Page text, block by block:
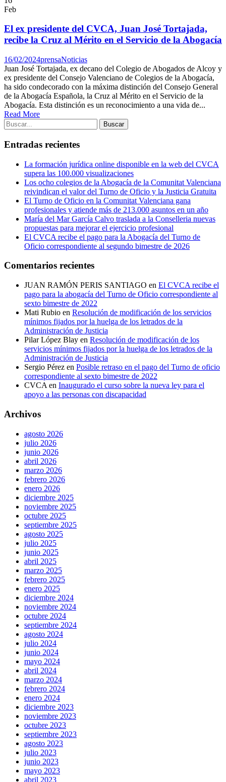
Feb
El ex presidente del CVCA, Juan José Tortajada,
recibe la Cruz al Mérito en el Servicio de la Abogacía
16/02/2024prensaNoticias
Juan José Tortajada, ex decano del Colegio de Abogados de Alcoy y
ex presidente del Consejo Valenciano de Colegios de la Abogacía,
ha sido condecorado con la máxima distinción del Consejo General
de la Abogacía Española, la Cruz al Mérito en el Servicio de la
Abogacía. Esta distinción es un reconocimiento a una vida de...
Read More
Entradas recientes
La formación jurídica online disponible en la web del CVCA
supera las 100.000 visualizaciones
Los ocho colegios de la Abogacía de la Comunitat Valenciana
reivindican el valor del Turno de Oficio y la Justicia Gratuita
El Turno de Oficio en la Comunitat Valenciana gana
profesionales y atiende más de 213.000 asuntos en un año
María del Mar García Calvo traslada a la Conselleria nuevas
propuestas para mejorar el ejercicio profesional
El CVCA recibe el pago para la Abogacía del Turno de
Oficio correspondiente al segundo bimestre de 2026
Comentarios recientes
JUAN RAMÓN PERIS SANTIAGO en El CVCA recibe el
pago para la abogacía del Turno de Oficio correspondiente al
sexto bimestre de 2022
Mati Rubio en Resolución de modificación de los servicios
mínimos fijados por la huelga de los letrados de la
Administración de Justicia
Pilar López Blay en Resolución de modificación de los
servicios mínimos fijados por la huelga de los letrados de la
Administración de Justicia
Sergio Pérez en Posible retraso en el pago del Turno de oficio
correspondiente al sexto bimestre de 2022
CVCA en Inaugurado el curso sobre la nueva ley para el
apoyo a las personas con discapacidad
Archivos
agosto 2026
julio 2026
junio 2026
abril 2026
marzo 2026
febrero 2026
enero 2026
diciembre 2025
noviembre 2025
octubre 2025
septiembre 2025
agosto 2025
julio 2025
junio 2025
abril 2025
marzo 2025
febrero 2025
enero 2025
diciembre 2024
noviembre 2024
octubre 2024
septiembre 2024
agosto 2024
julio 2024
junio 2024
mayo 2024
abril 2024
marzo 2024
febrero 2024
enero 2024
diciembre 2023
noviembre 2023
octubre 2023
septiembre 2023
agosto 2023
julio 2023
junio 2023
mayo 2023
abril 2023